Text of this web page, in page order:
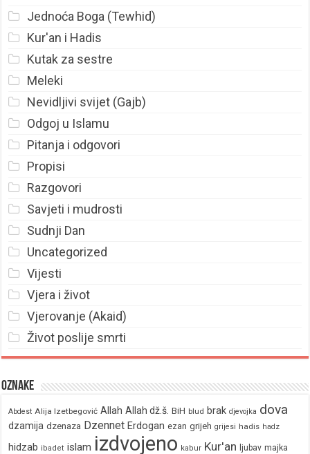
Jednoća Boga (Tewhid)
Kur'an i Hadis
Kutak za sestre
Meleki
Nevidljivi svijet (Gajb)
Odgoj u Islamu
Pitanja i odgovori
Propisi
Razgovori
Savjeti i mudrosti
Sudnji Dan
Uncategorized
Vijesti
Vjera i život
Vjerovanje (Akaid)
Život poslije smrti
Oznake
Abdest Alija Izetbegović Allah Allah dž.š. BiH blud brak djevojka dova
dzamija dzenaza Dzennet Erdogan ezan grijeh grijesi hadis hadz
hidzab ibadet islam izdvojeno kabur Kur'an ljubav majka